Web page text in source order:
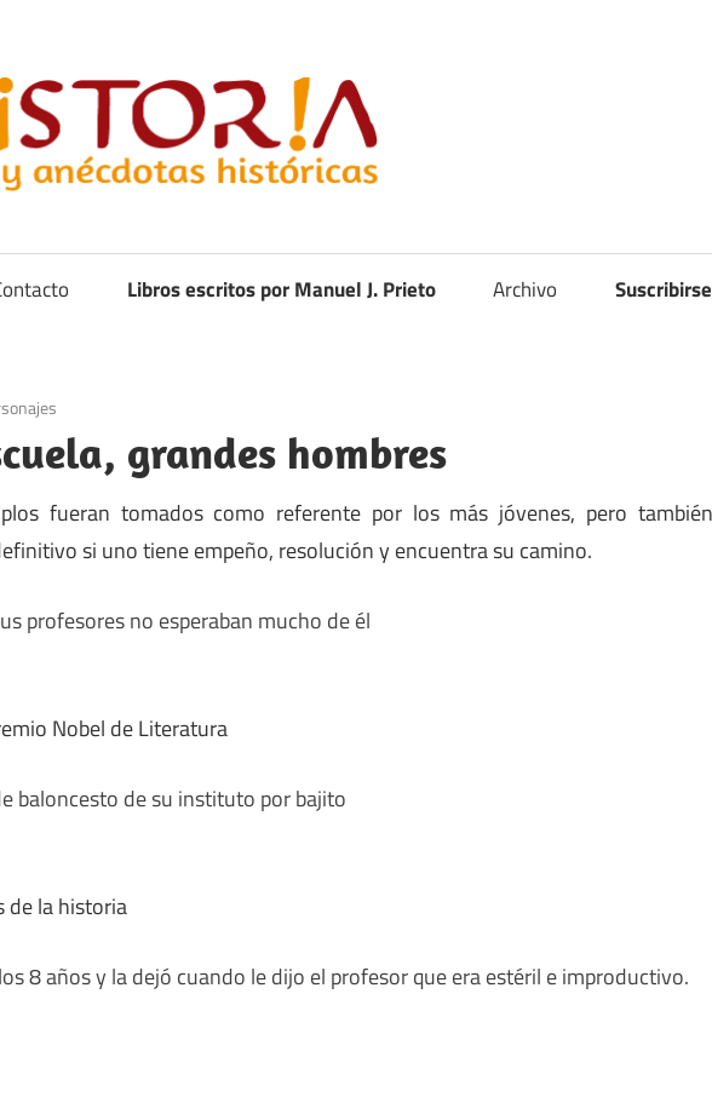
Libros escritos por Manuel J. Prieto Archivo
grandes hombres
fueran tomados como referente por los más jóvenes, pero también
si uno tiene empeño, resolución y encuentra su camino.
profesores no esperaban mucho de él
Nobel de Literatura
baloncesto de su instituto por bajito
de la historia
8 años y la dejó cuando le dijo el profesor que era estéril e improductivo.